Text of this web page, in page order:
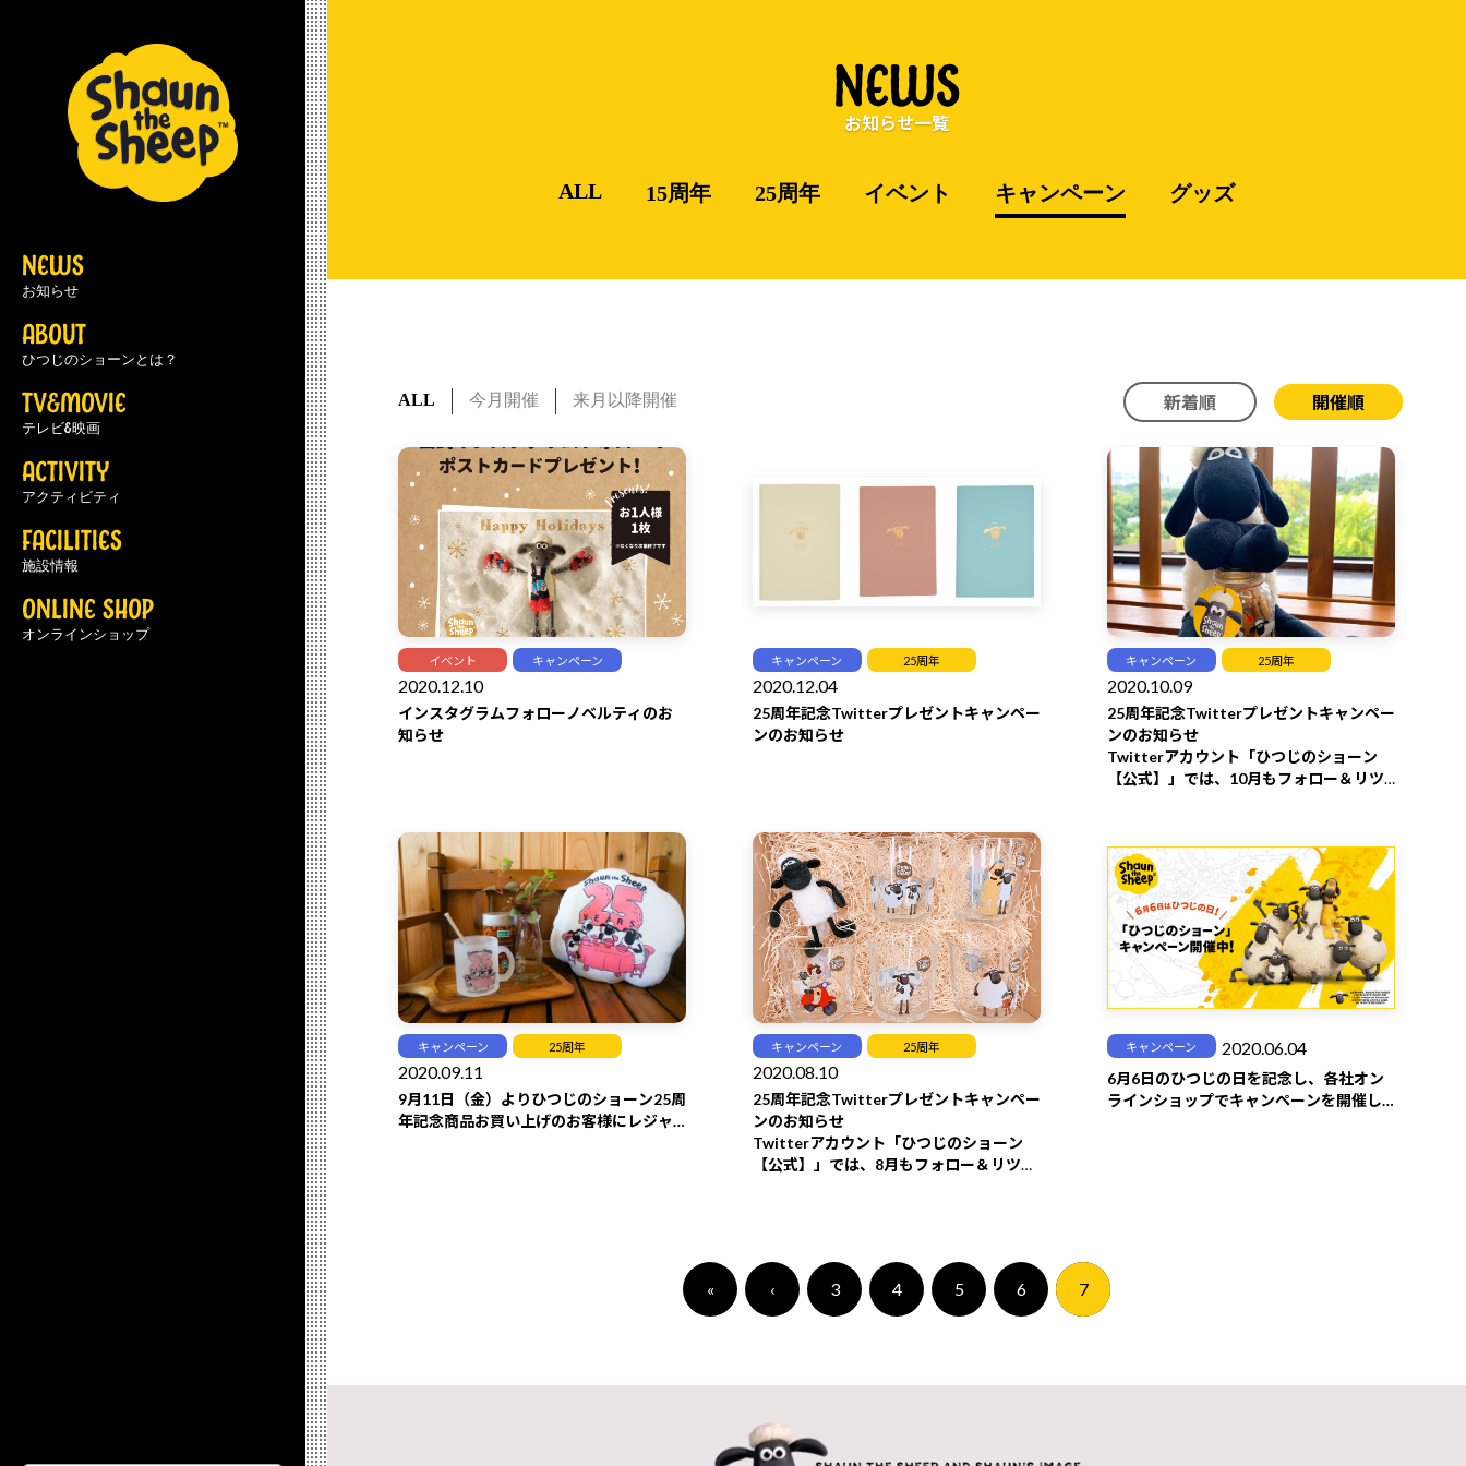
NEWS
お知らせ
ABOUT
ひつじのショーンとは？
TV&MOVIE
テレビ&映画
ACTIVITY
アクティビティ
FACILITIES
施設情報
ONLINE SHOP
オンラインショップ
NEWS
お知らせ一覧
ALL 15周年 25周年 イベント キャンペーン グッズ
ALL 今月開催 来月以降開催 新着順 開催順
イベント キャンペーン
2020.12.10
インスタグラムフォローノベルティのお
知らせ
キャンペーン 25周年
2020.12.04
25周年記念Twitterプレゼントキャンペー
ンのお知らせ
キャンペーン 25周年
2020.10.09
25周年記念Twitterプレゼントキャンペー
ンのお知らせ
Twitterアカウント「ひつじのショーン
【公式】」では、10月もフォロー＆リツ
プレゼント♪
「ひつじのショーン【公式】」をフォロ
ー＆対象ツイートをリツイートしてくれ
た方の中から、
抽選で5名様に「ひつじのショーン クッ
キーボトル（イーストプライド）1個」を
プレゼント！
キャンペーンの開催期間は、10月9日
（金）～10月18日（日）。
当選者の方には、ハロウィンに間に合う
ようにお届け予定です♪
ぜひTwitterをチェックしてくださいね！
式】（@aardman_jp）
キャンペーン 25周年
2020.09.11
9月11日（金）よりひつじのショーン25周
年記念商品お買い上げのお客様にレジャ
キャンペーン 25周年
2020.08.10
25周年記念Twitterプレゼントキャンペー
ンのお知らせ
Twitterアカウント「ひつじのショーン
【公式】」では、8月もフォロー＆リツイ
た方の中から、
抽選で5名様に「ひつじのショーン グラ
ス（アイトー）1個」をプレゼント！
キャンペーンの参加方法は、こちら！
（1）Twitterで、ひつじのショーン【公
キャンペーン 2020.06.04
6月6日のひつじの日を記念し、各社オン
ラインショップでキャンペーンを開催し
« ‹ 3 4 5 6 7